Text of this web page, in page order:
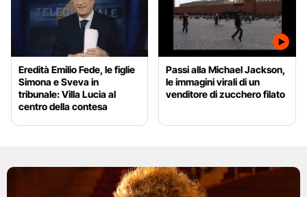
Eredità Emilio Fede, le figlie
Simona e Sveva in
tribunale: Villa Lucia al
centro della contesa
Passi alla Michael Jackson,
le immagini virali di un
venditore di zucchero filato